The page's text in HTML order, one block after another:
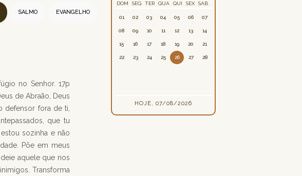
DOM SEG TER QUA QUI SEX SAB
01 02 03 04 05 06 07
08 09 10 11 12 13 14
15 16 17 18 19 20 21
22 23 24 25 26 27 28
HOJE, 07/08/2026
SALMO EVANGELHO
no Senhor. 17p
de Abraão, Deus
defensor fora de ti,
que tu
sozinha e não
Põe em meus
aquele que nos
Transforma